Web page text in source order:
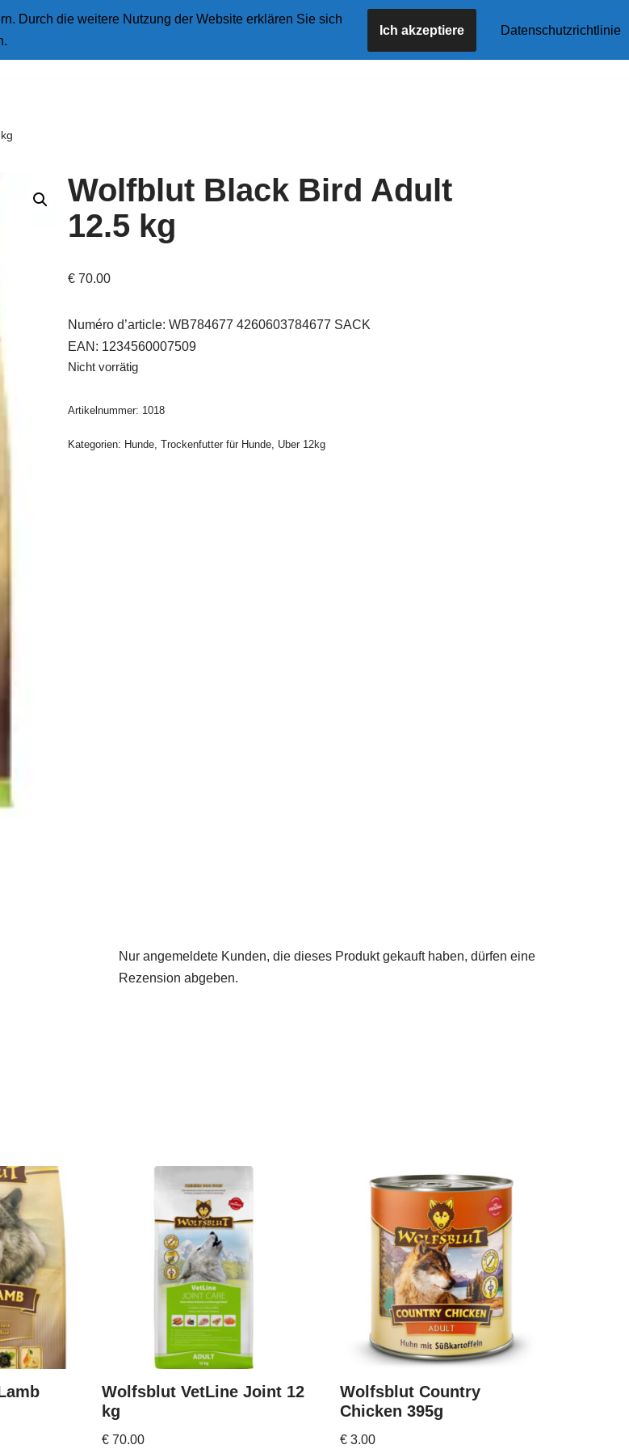
Shop Blog Kontakt
Wolfblut Black Bird Adult
12.5 kg
€ 70.00
Numéro d’article: WB784677 4260603784677 SACK
EAN: 1234560007509
Nicht vorrätig
Artikelnummer: 1018
Kategorien: Hunde,Trockenfutter für Hunde, Uber 12kg
Nur angemeldete Kunden, die dieses Produkt gekauft haben, dürfen eine
Rezension abgeben.
Wolfsblut VetLine Joint 12
kg
€ 70.00
Wolfsblut Country
Chicken 395g
€ 3.00
Durch die weitere Nutzung der Website erklären Sie sich
Ich akzeptiere Datenschutzrichtlinie